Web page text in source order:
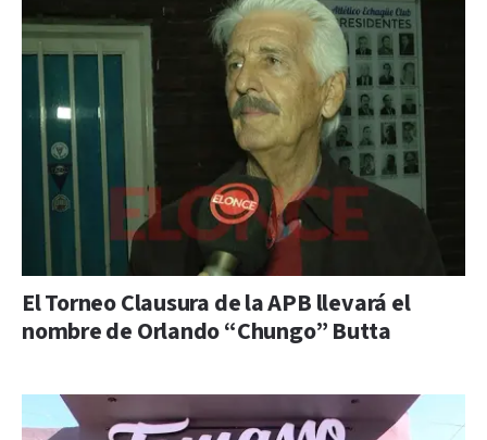
El Torneo Clausura de la APB llevará el
nombre de Orlando “Chungo” Butta